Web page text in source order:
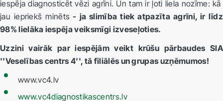
iespēja diagnosticēt vēzi agrīni. Un tam ir ļoti liela nozīme: kā
jau iepriekš minēts - ja slimība tiek atpazīta agrīni, ir līdz
98% lielāka iespēja veiksmīgi izveseļoties.
Uzzini vairāk par iespējām veikt krūšu pārbaudes SIA
''Veselības centrs 4'', tā filiālēs un grupas uzņēmumos!
www.vc4.lv
www.vc4diagnostikascentrs.lv